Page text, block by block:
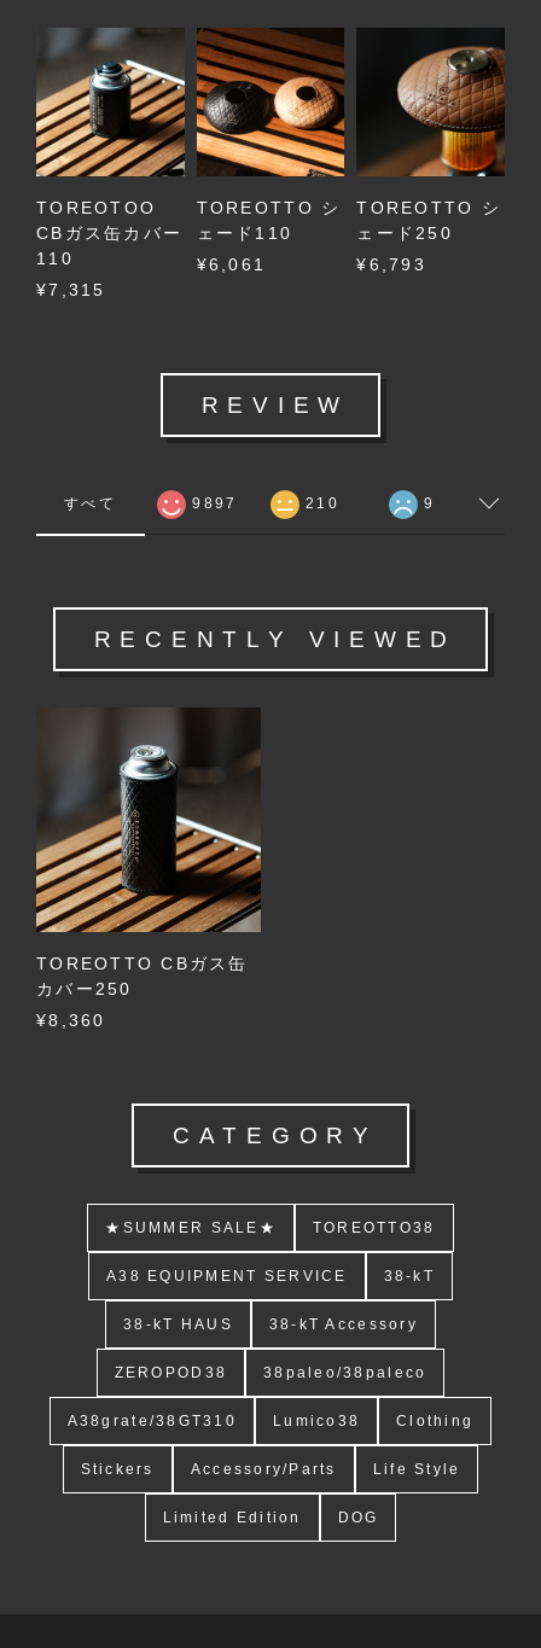
TOREOTOO
CBガス缶カバー
110
¥7,315
TOREOTTO シ
ェード110
¥6,061
TOREOTTO シ
ェード250
¥6,793
REVIEW
すべて 9897 210 9
RECENTLY VIEWED
TOREOTTO CBガス缶
カバー250
¥8,360
CATEGORY
★SUMMER SALE★ TOREOTTO38
A38 EQUIPMENT SERVICE 38-kT
38-kT HAUS 38-kT Accessory
ZEROPOD38 38paleo/38paleco
A38grate/38GT310 Lumico38 Clothing
Stickers Accessory/Parts Life Style
Limited Edition DOG